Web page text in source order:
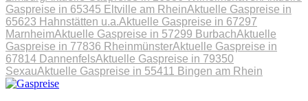
Gaspreise in 65345 Eltville am RheinAktuelle Gaspreise in
65623 Hahnstätten u.a.Aktuelle Gaspreise in 67297
MarnheimAktuelle Gaspreise in 57299 BurbachAktuelle
Gaspreise in 77836 RheinmünsterAktuelle Gaspreise in
67814 DannenfelsAktuelle Gaspreise in 79350
SexauAktuelle Gaspreise in 55411 Bingen am Rhein
Skip